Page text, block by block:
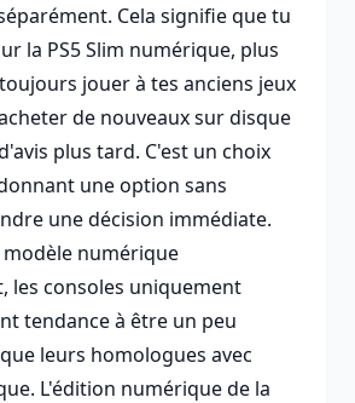
Cela signifie que tu
la PS5 Slim numérique, plus
jouer à tes anciens jeux
de nouveaux sur disque
plus tard. C'est un choix
une option sans
une décision immédiate.
numérique
les consoles uniquement
tendance à être un peu
leurs homologues avec
L'édition numérique de la